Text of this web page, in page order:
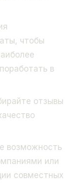
чтобы
в
отзывы
возможность
или
совместных